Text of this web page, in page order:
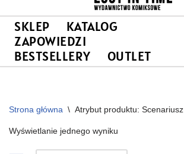
SKLEP
KATALOG
ZAPOWIEDZI
BESTSELLERY
OUTLET
Strona główna \ Atrybut produktu: Scenariusz
Wyświetlanie jednego wyniku